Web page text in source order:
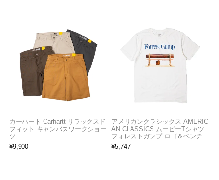
カーハート Carhartt リラックスド
フィット キャンバスワークショー
ツ
¥9,900
アメリカンクラシックス AMERIC
AN CLASSICS ムービーTシャツ
フォレストガンプ ロゴ＆ベンチ
¥5,747